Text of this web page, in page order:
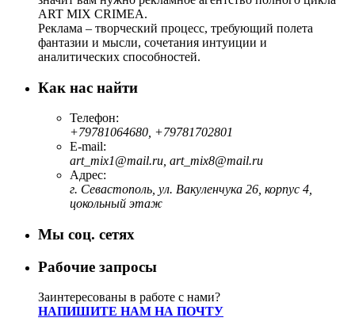
ART MIX CRIMEA.
Реклама – творческий процесс, требующий полета
фантазии и мысли, сочетания интуиции и
аналитических способностей.
Как нас найти
Телефон:
+79781064680, +79781702801
E-mail:
art_mix1@mail.ru, art_mix8@mail.ru
Адрес:
г. Севастополь, ул. Вакуленчука 26, корпус 4,
цокольный этаж
Мы соц. сетях
Рабочие запросы
Заинтересованы в работе с нами?
НАПИШИТЕ НАМ НА ПОЧТУ